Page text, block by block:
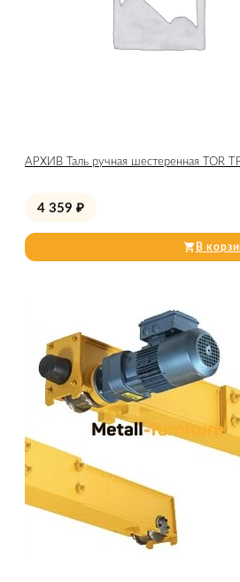
АРХИВ Таль ручная шестеренная TOR
4 359 ₽
В